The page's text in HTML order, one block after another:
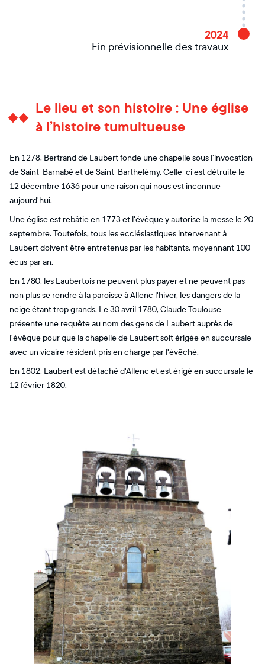
2024
Fin prévisionnelle des travaux
Le lieu et son histoire : Une église
à l’histoire tumultueuse
En 1278, Bertrand de Laubert fonde une chapelle sous l’invocation
de Saint-Barnabé et de Saint-Barthelémy. Celle-ci est détruite le
12 décembre 1636 pour une raison qui nous est inconnue
aujourd'hui.
Une église est rebâtie en 1773 et l'évêque y autorise la messe le 20
septembre. Toutefois, tous les ecclésiastiques intervenant à
Laubert doivent être entretenus par les habitants, moyennant 100
écus par an.
En 1780, les Laubertois ne peuvent plus payer et ne peuvent pas
non plus se rendre à la paroisse à Allenc l'hiver, les dangers de la
neige étant trop grands. Le 30 avril 1780, Claude Toulouse
présente une requête au nom des gens de Laubert auprès de
l'évêque pour que la chapelle de Laubert soit érigée en succursale
avec un vicaire résident pris en charge par l'évêché.
En 1802, Laubert est détaché d'Allenc et est érigé en succursale le
12 février 1820.